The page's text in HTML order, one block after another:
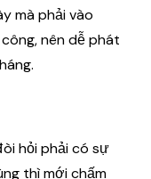
mà phải vào
nên dễ phát
hỏi phải có sự
thì mới chấm